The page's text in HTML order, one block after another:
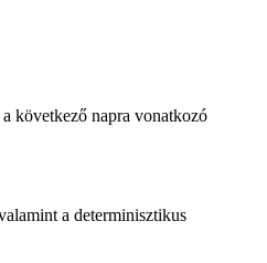
következő napra vonatkozó
a determinisztikus